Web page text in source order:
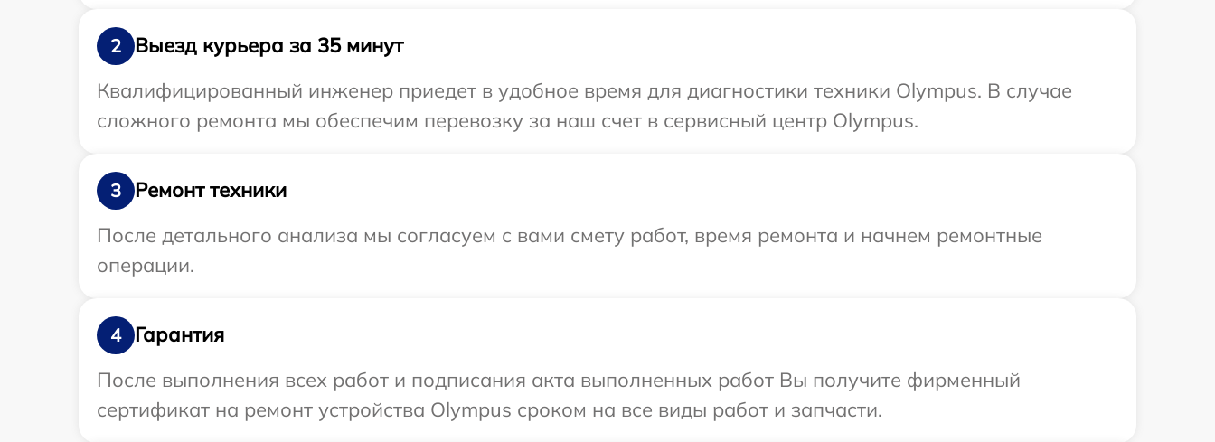
2
Выезд курьера за 35 минут
Квалифицированный инженер приедет в удобное время для диагностики техники Olympus. В случае
сложного ремонта мы обеспечим перевозку за наш счет в сервисный центр Olympus.
3
Ремонт техники
После детального анализа мы согласуем с вами смету работ, время ремонта и начнем ремонтные
операции.
4
Гарантия
После выполнения всех работ и подписания акта выполненных работ Вы получите фирменный
сертификат на ремонт устройства Olympus сроком на все виды работ и запчасти.